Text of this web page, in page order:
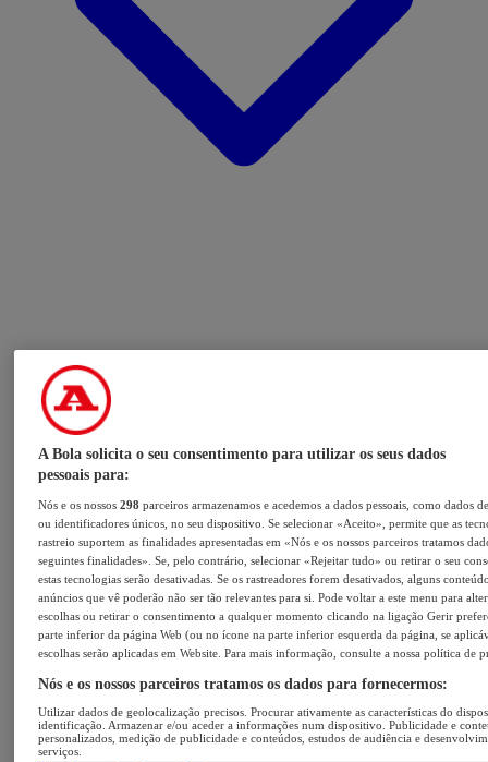
A Bola solicita o seu consentimento para utilizar os seus dados
pessoais para:
Nós e os nossos298 parceiros armazenamos e acedemos a dados pessoais, como dados
ou identificadores únicos, no seu dispositivo. Se selecionar «Aceito», permite que as
rastreio suportem as finalidades apresentadas em «Nós e os nossos parceiros tratamos
seguintes finalidades». Se, pelo contrário, selecionar «Rejeitar tudo» ou retirar o seu
estas tecnologias serão desativadas. Se os rastreadores forem desativados, alguns
anúncios que vê poderão não ser tão relevantes para si. Pode voltar a este menu para
escolhas ou retirar o consentimento a qualquer momento clicando na ligação Gerir
parte inferior da página Web (ou no ícone na parte inferior esquerda da página, se
escolhas serão aplicadas em Website. Para mais informação, consulte a nossa política de
Nós e os nossos parceiros tratamos os dados para fornecermos:
Utilizar dados de geolocalização precisos. Procurar ativamente as características do
identificação. Armazenar e/ou aceder a informações num dispositivo. Publicidade e
personalizados, medição de publicidade e conteúdos, estudos de audiência e
serviços.